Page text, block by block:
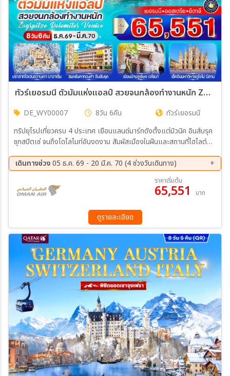
ทัวร์เยอรมนี ตัวมัมแห่งแอลป์ สวยจนกล้องทำงานหนัก Zugspitze Dolomites Venice (DE-AT-IT) 8วัน 6คืน (WY)
DE_WY00007 8วัน 6คืน
ทัวร์เยอรมนี
ทริปยุโรปเที่ยวครบ 4 ประเทศ เยือนแลนด์มาร์กดังตั้งแต่มิวนิค อินส์บรุค
ซุกสปิตเซ่ จนถึงโดโลไมท์อันงดงาม สัมผัสเมืองในฝันและสถานที่ไฮไลต์
ระดับโลก ปิดท้ายที่มิลาน ชมมหาวิหารดูโอโม่ ช้อปปิ้งแบรนด์ดัง และแวะ
Noventa Designer Outlet คุ้มค่าทั้งเที่ยวและช้อป
เดินทางช่วง05 ธ.ค. 69 - 20 มี.ค. 70 (4 ช่วงวันเดินทาง)
28 ธ.ค. 69 - 04 ม.ค. 70
18 ก.พ. 70 - 25 ก.พ. 70
13 มี.ค 70 - 20 มี.ค 70
ราคาเริ่มต้น
65,551 บาท
ดูรายละเอียด